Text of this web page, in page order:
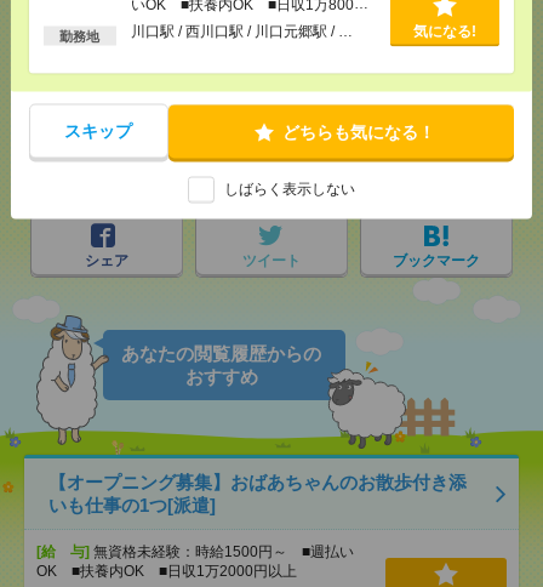
いOK ■扶養内OK ■日収1万800円
以上
勤務地 川口駅 / 西川口駅 / 川口元郷駅 / … 気になる!
スキップ どちらも気になる！
しばらく表示しない
応募ページへ
気になる！
で送る
シェア ツイート ブックマーク
あなたの閲覧履歴からの
おすすめ
【オープニング募集】おばあちゃんのお散歩付き添
いも仕事の1つ[派遣]
[給 与] 無資格未経験：時給1500円～ ■週払い
OK ■扶養内OK ■日収1万2000円以上